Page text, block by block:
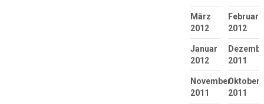
März
2012
Februar
2012
Januar
2012
2011
November
2011
Oktober
2011